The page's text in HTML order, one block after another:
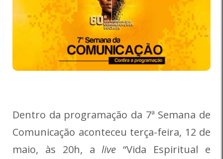
Dentro da programação da 7ª Semana de
Comunicação aconteceu terça-feira, 12 de
maio, às 20h, alive “Vida Espiritual e